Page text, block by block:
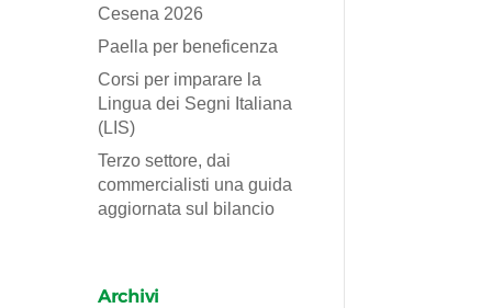
Cesena 2026
Paella per beneficenza
Corsi per imparare la
Lingua dei Segni Italiana
(LIS)
Terzo settore, dai
commercialisti una guida
aggiornata sul bilancio
Archivi